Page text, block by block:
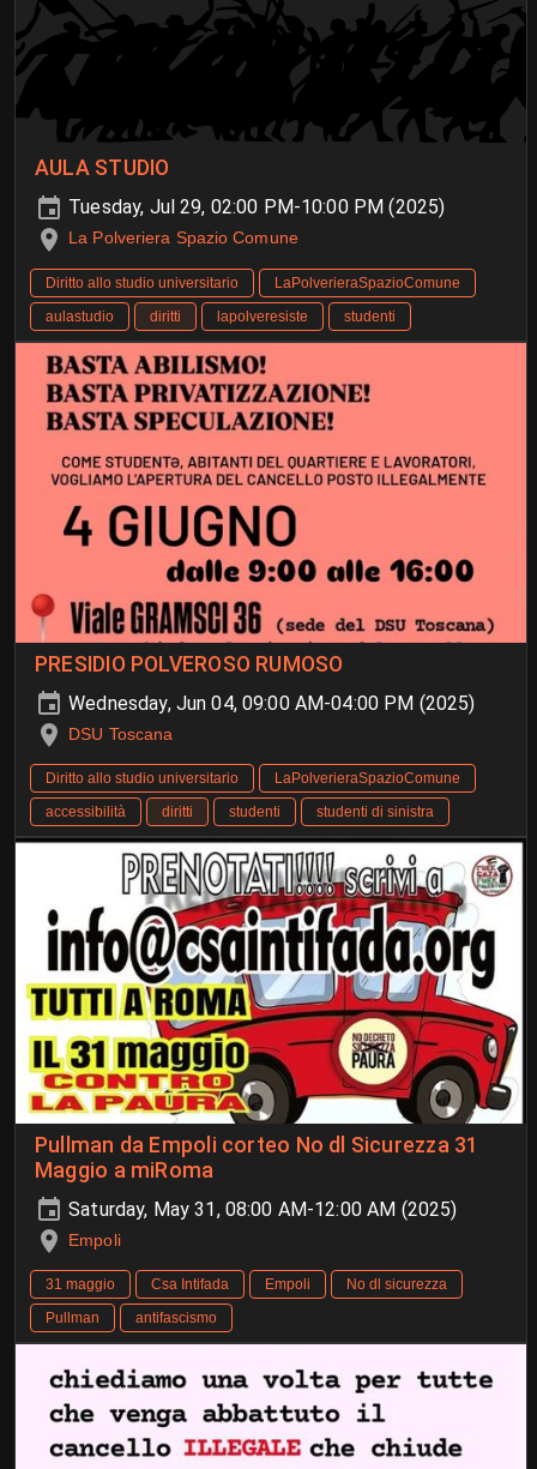
AULA STUDIO
Tuesday, Jul 29, 02:00 PM-10:00 PM (2025)
La Polveriera Spazio Comune
Diritto allo studio universitario
LaPolverieraSpazioComune
aulastudio
diritti lapolveresiste studenti
PRESIDIO POLVEROSO RUMOSO
Wednesday, Jun 04, 09:00 AM-04:00 PM (2025)
DSU Toscana
Diritto allo studio universitario
LaPolverieraSpazioComune
accessibilità
diritti studenti studenti di sinistra
Pullman da Empoli corteo No dl Sicurezza 31
Maggio a miRoma
Saturday, May 31, 08:00 AM-12:00 AM (2025)
Empoli
31 maggio Csa Intifada Empoli
No dl sicurezza
Pullman
antifascismo